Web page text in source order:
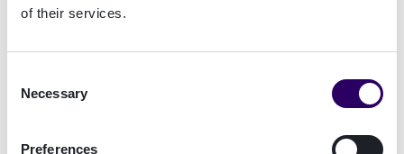
of their services.
Selection
Necessary
Preferences
Doch der wohl größte Faktor ist, dass diese
Onboarding verwenden. Der Prozess ist simpel,
kann auf Mobilgeräten durchgeführt werden und
integriert digitale ID-Systeme sowie eine